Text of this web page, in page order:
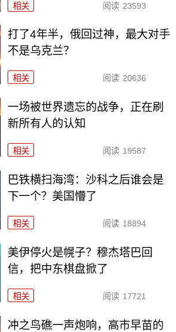
相关 阅读 23593
打了4年半，俄回过神，最大对手
不是乌克兰？
相关 阅读 20636
一场被世界遗忘的战争，正在刷
新所有人的认知
相关 阅读 19587
巴铁横扫海湾：沙科之后谁会是
下一个？美国懵了
相关 阅读 18894
美伊停火是幌子？穆杰塔巴回
信，把中东棋盘掀了
相关 阅读 17721
冲之鸟礁一声炮响，高市早苗的